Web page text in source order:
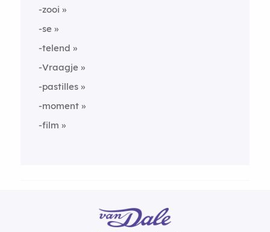
-zooi
-se
-telend
-Vraagje
-pastilles
-moment
-film